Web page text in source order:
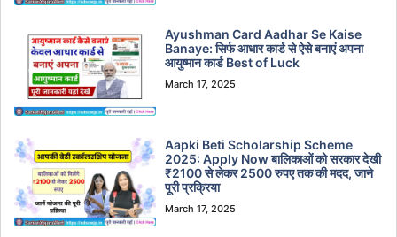
Ayushman Card Aadhar Se Kaise
Banaye: सिर्फ आधार कार्ड से ऐसे बनाएं अपना
आयुष्मान कार्ड Best of Luck
March 17, 2025
Aapki Beti Scholarship Scheme
2025: Apply Now बालिकाओं को सरकार देखी
₹2100 से लेकर 2500 रुपए तक की मदद, जाने
पूरी प्रक्रिया
March 17, 2025